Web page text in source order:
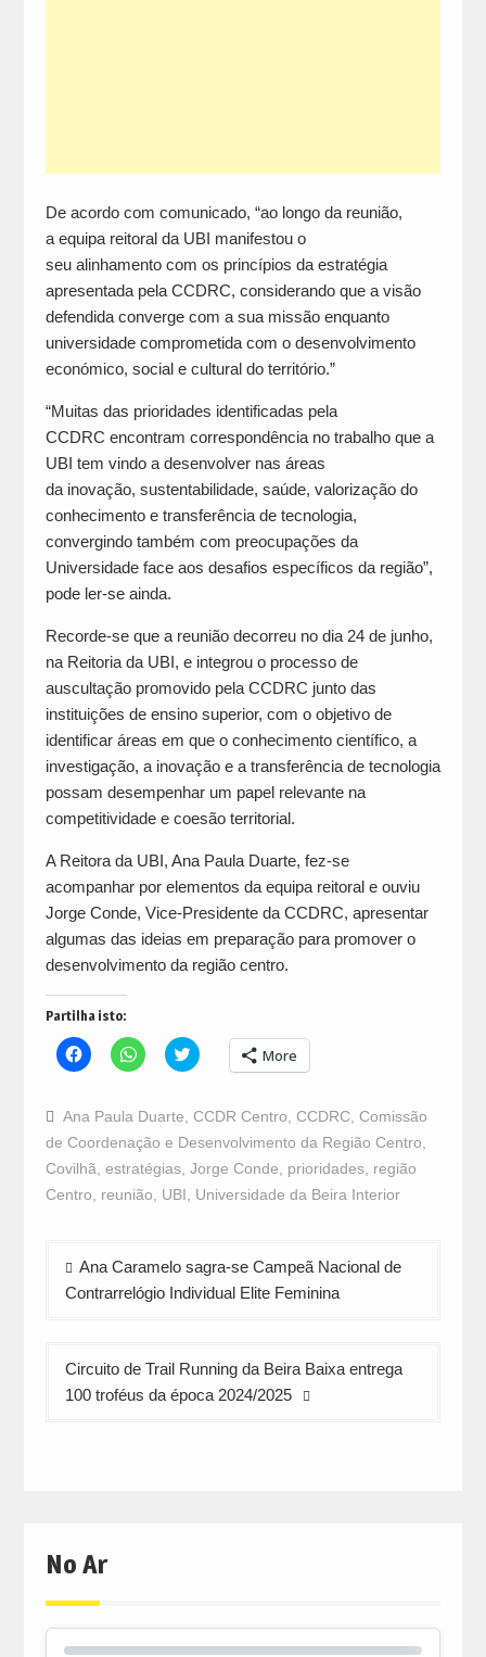
De acordo com comunicado, “ao longo da reunião,
a equipa reitoral da UBI manifestou o
seu alinhamento com os princípios da estratégia
apresentada pela CCDRC, considerando que a visão
defendida converge com a sua missão enquanto
universidade comprometida com o desenvolvimento
económico, social e cultural do território.”
“Muitas das prioridades identificadas pela
CCDRC encontram correspondência no trabalho que a
UBI tem vindo a desenvolver nas áreas
da inovação, sustentabilidade, saúde, valorização do
conhecimento e transferência de tecnologia,
convergindo também com preocupações da
Universidade face aos desafios específicos da região”,
pode ler-se ainda.
Recorde-se que a reunião decorreu no dia 24 de junho,
na Reitoria da UBI, e integrou o processo de
auscultação promovido pela CCDRC junto das
instituições de ensino superior, com o objetivo de
identificar áreas em que o conhecimento científico, a
investigação, a inovação e a transferência de tecnologia
possam desempenhar um papel relevante na
competitividade e coesão territorial.
A Reitora da UBI, Ana Paula Duarte, fez-se
acompanhar por elementos da equipa reitoral e ouviu
Jorge Conde, Vice-Presidente da CCDRC, apresentar
algumas das ideias em preparação para promover o
desenvolvimento da região centro.
Partilha isto:
Click
to
Facebook
(Opens
in
new
window)
Click
to
WhatsApp
(Opens
in
new
window)
Click
to
Twitter
(Opens
in
new
window)
More
Ana Paula Duarte CCDR Centro CCDRC, Comissão
de Coordenação e Desenvolvimento da Região Centro
Covilhã estratégias, Jorge Conde prioridades, região
Centro
reunião UBI Universidade da Beira Interior
Navegação
de
Ana Caramelo sagra-se Campeã Nacional de
Contrarrelógio Individual Elite Feminina
Circuito de Trail Running da Beira Baixa entrega
100 troféus da época 2024/2025
No Ar